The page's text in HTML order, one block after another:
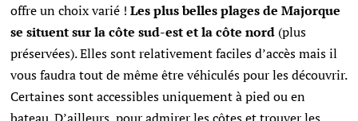
offre un choix varié !Les plus belles plages de Majorque
se situent sur la côte sud-est et la côte nord (plus
préservées). Elles sont relativement faciles d’accès mais il
vous faudra tout de même être véhiculés pour les découvrir.
Certaines sont accessibles uniquement à pied ou en